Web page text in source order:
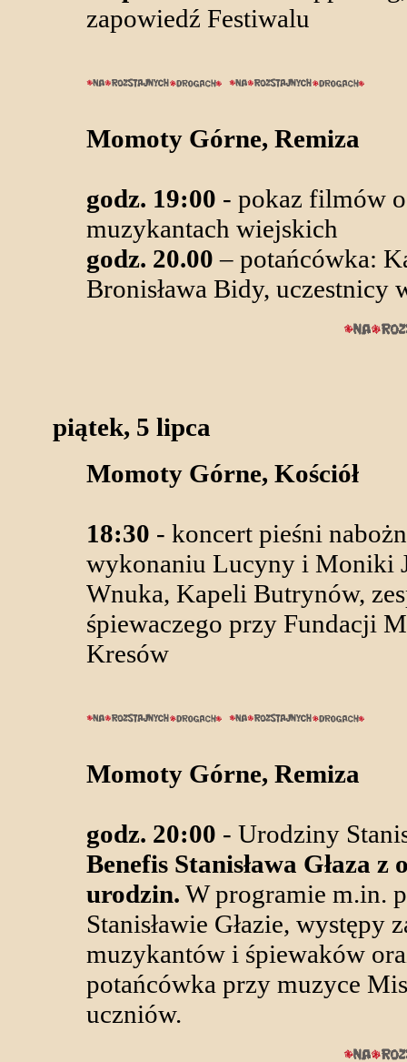
zapowiedź Festiwalu
Momoty Górne, Remiza
godz. 19:00 - pokaz filmów o
muzykantach wiejskich
godz. 20.00 – potańcówka:
Bronisława Bidy, uczestnicy
piątek, 5 lipca
Momoty Górne, Kościół
18:30 - koncert pieśni
wykonaniu Lucyny i Moniki
Wnuka, Kapeli Butrynów,
śpiewaczego przy Fundacji
Kresów
Momoty Górne, Remiza
godz. 20:00 - Urodziny
Benefis Stanisława Głaza z
urodzin. W programie m.in.
Stanisławie Głazie, występy
muzykantów i śpiewaków
potańcówka przy muzyce
uczniów.